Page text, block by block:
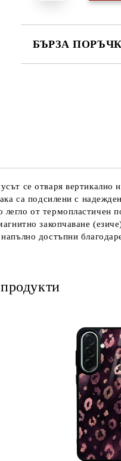
БЪРЗА
се отваря вертикално
са подсилени с
от термопластичен
закопчаване
достъпни